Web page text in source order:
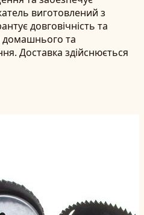
виготовлений з
довговічність та
домашнього та
Доставка здійснюється